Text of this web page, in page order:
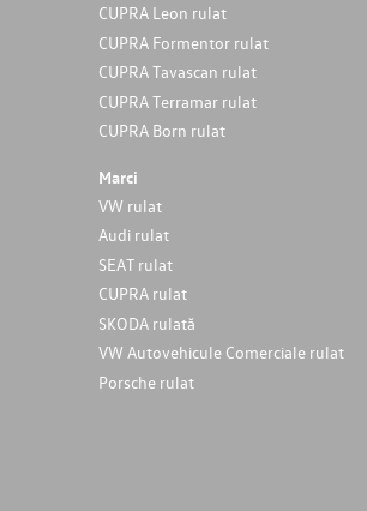
CUPRA Leon rulat
CUPRA Formentor rulat
CUPRA Tavascan rulat
CUPRA Terramar rulat
CUPRA Born rulat
Marci
VW rulat
Audi rulat
SEAT rulat
CUPRA rulat
SKODA rulată
VW Autovehicule Comerciale rulat
Porsche rulat